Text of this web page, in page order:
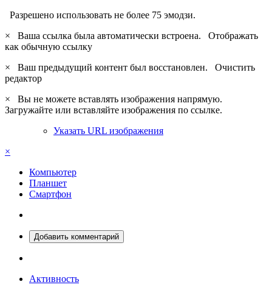
Разрешено использовать не более 75 эмодзи.
×
Ваша ссылка была автоматически встроена. Отображать
как обычную ссылку
×
Ваш предыдущий контент был восстановлен. Очистить
редактор
×
Вы не можете вставлять изображения напрямую.
Загружайте или вставляйте изображения по ссылке.
Указать URL изображения
×
Компьютер
Планшет
Смартфон
Добавить комментарий
Активность